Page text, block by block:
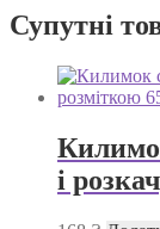
Супутні
і